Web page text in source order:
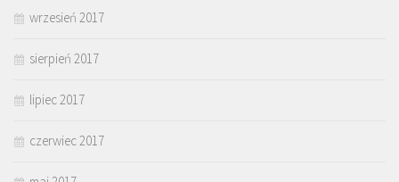
wrzesień 2017
sierpień 2017
lipiec 2017
czerwiec 2017